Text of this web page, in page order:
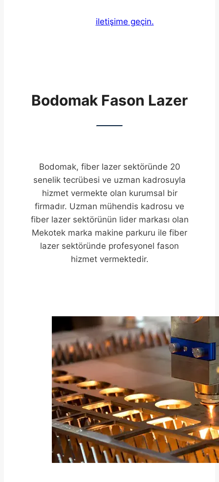
iletişime geçin.
Bodomak Fason Lazer
Bodomak, fiber lazer sektöründe 20
senelik tecrübesi ve uzman kadrosuyla
hizmet vermekte olan kurumsal bir
firmadır. Uzman mühendis kadrosu ve
fiber lazer sektörünün lider markası olan
Mekotek marka makine parkuru ile fiber
lazer sektöründe profesyonel fason
hizmet vermektedir.